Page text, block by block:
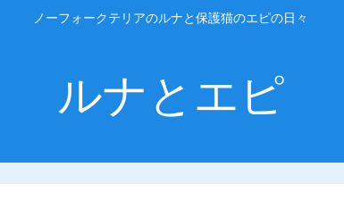
ノーフォークテリアのルナと保護猫のエピの日々
ルナとエピ